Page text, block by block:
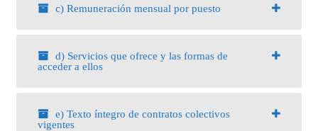
c) Remuneración mensual por puesto
d) Servicios que ofrece y las formas de
acceder a ellos
e) Texto íntegro de contratos colectivos
vigentes